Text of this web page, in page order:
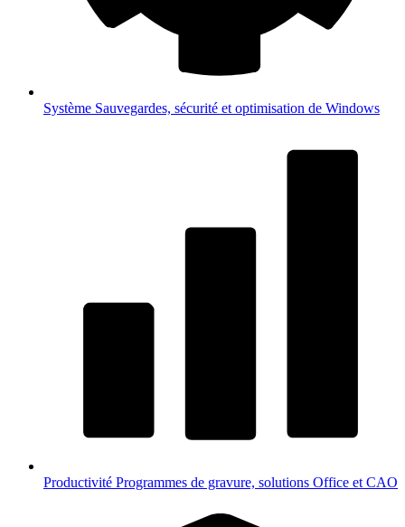
Système Sauvegardes, sécurité et optimisation de Windows
Productivité Programmes de gravure, solutions Office et CAO